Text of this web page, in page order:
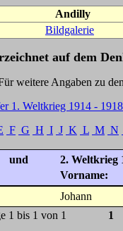
Andilly
Bildgalerie
auf dem
zu den
1. Weltkrieg 1914 - 1918
F G H I J K L M N
und
2. Weltkrieg
Vorname:
Johann
1 bis 1 von 1 1